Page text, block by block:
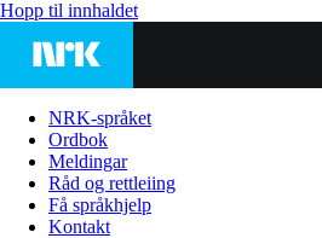
Hopp til innhaldet
NRK-språket
Ordbok
Meldingar
Råd og rettleiing
Få språkhjelp
Kontakt